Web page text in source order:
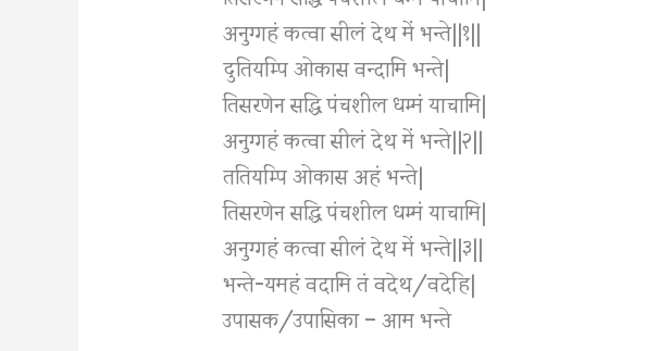
अनुग्गहं कत्वा सीलं देथ में भन्ते||१||
दुतियम्पि ओकास वन्दामि भन्ते|
तिसरणेन सद्धि पंचशील धम्मं याचामि|
अनुग्गहं कत्वा सीलं देथ में भन्ते||२||
ततियम्पि ओकास अहं भन्ते|
तिसरणेन सद्धि पंचशील धम्मं याचामि|
अनुग्गहं कत्वा सीलं देथ में भन्ते||३||
भन्ते-यमहं वदामि तं वदेथ/वदेहि|
उपासक/उपासिका – आम भन्ते